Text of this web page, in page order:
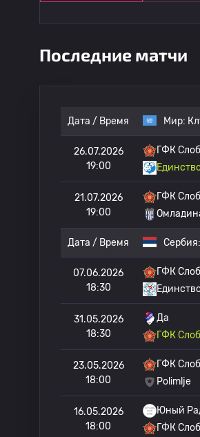
Последние матчи
Дата / Время Мир:
26.07.2026
19:00
ГФК
21.07.2026
19:00
ГФК
Дата / Время Сербия:
07.06.2026
18:30
ГФК
31.05.2026
18:30
Да
ГФК
23.05.2026
18:00
ГФК
Polimlje
16.05.2026
18:00
Юный
ГФК